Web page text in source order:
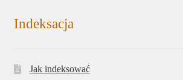
Indeksacja
Jak indeksować